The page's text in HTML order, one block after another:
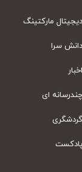
مارکتینگ
سرا
ای